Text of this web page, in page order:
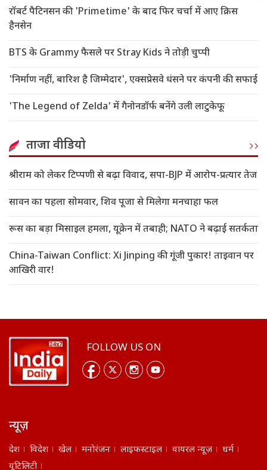
रॉबर्ट पैटिनसन की 'Primetime' के बाद फिर चर्चा में आए क्रिस
हैनसेन
BTS के Grammy फैसले पर Stray Kids ने तोड़ी चुप्पी
'निर्माण नहीं, बारिश है जिम्मेदार', एक्सप्रेसवे धंसने पर कंपनी की सफाई
'The Legend of Zelda' में गैनोनडॉर्फ बनेंगे उली लाटुकेफू
ताजा वीडियो
श्रीराम को लेकर टिप्पणी से बढ़ा विवाद, सपा-BJP में आरोप-प्रत्यार तेज
सावन का पहला सोमवार, शिव पूजा से मिलेगा मनचाहा फल
रूस का बड़ा मिसाइल हमला, यूक्रेन में तबाही; NATO ने बढ़ाई सतर्कता
China-Taiwan Conflict: Xi Jinping की गूंजी पुकार! ताइवान पर
आखिरी वार!
FOLLOW US ON
न्यूज़
देश विदेश खेल मनोरंजन लाइफस्टाइल वायरल न्यूज़
धर्म
यूटिलिटी